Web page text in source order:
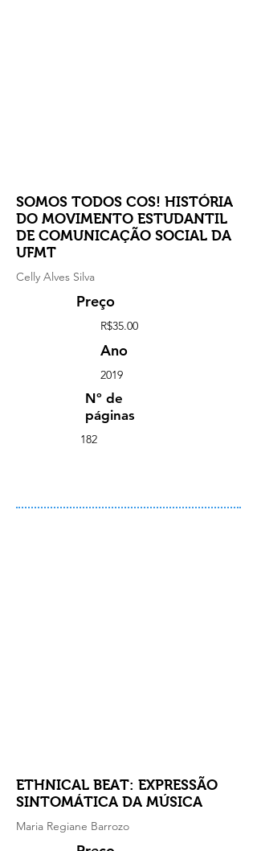
SOMOS TODOS COS! HISTÓRIA
DO MOVIMENTO ESTUDANTIL
DE COMUNICAÇÃO SOCIAL DA
UFMT
Celly Alves Silva
Preço
R$35.00
Ano
2019
Nº de
páginas
182
ETHNICAL BEAT: EXPRESSÃO
SINTOMÁTICA DA MÚSICA
Maria Regiane Barrozo